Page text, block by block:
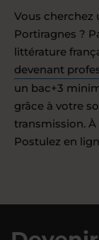
Vous cherchez
Portiragnes ?
littérature
devenant
un bac+3
grâce à votre
transmission.
Postulez en